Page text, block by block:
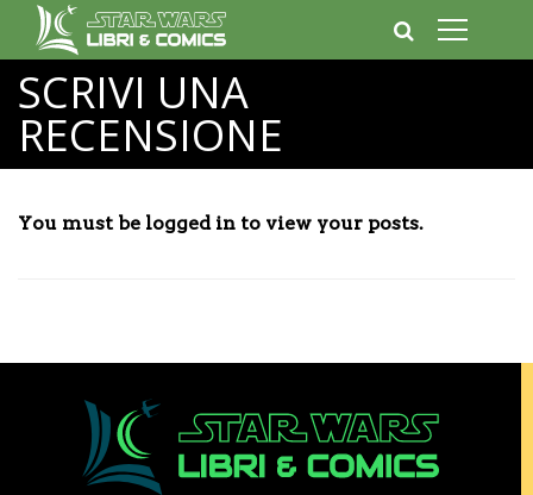
SCRIVI UNA
RECENSIONE
You must be logged in to view your posts.